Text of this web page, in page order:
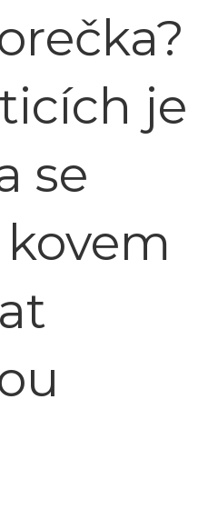
je
se